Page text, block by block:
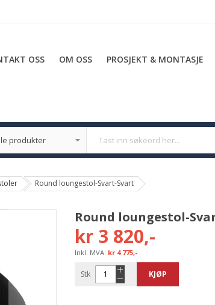
OSS OM OSS PROSJEKT & MONTASJE
Round loungestol-Svart-Svart
Round loungestol-
kr 3 820,-
kr 4 775,-
Stk KJØP